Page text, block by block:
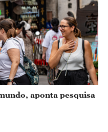
aponta pesquisa